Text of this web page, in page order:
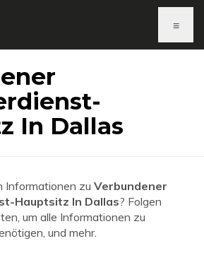
≡
In Dallas
Informationen zu Verbundener
Hauptsitz In Dallas? Folgen
um alle Informationen zu
und mehr.